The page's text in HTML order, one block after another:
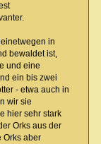
in
bewaldet ist,
und eine
ein bis zwei
- etwa auch in
wir sie
hier sehr stark
Orks aus der
Orks aber